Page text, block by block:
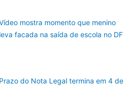
mostra momento que menino
leva facada na saída de escola no DF
Prazo do Nota Legal termina em 4 de